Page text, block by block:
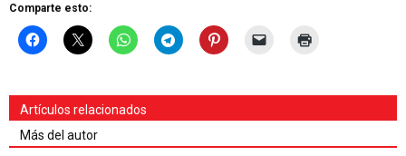
Comparte esto:
Artículos relacionados
Más del autor